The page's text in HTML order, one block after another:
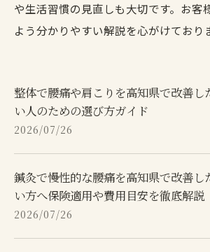
や生活習慣の見直しも大切です。お客
よう分かりやすい解説を心がけており
整体で腰痛や肩こりを高知県で改善し
い人のための選び方ガイド
2026/07/26
鍼灸で慢性的な腰痛を高知県で改善し
い方へ保険適用や費用目安を徹底解説
2026/07/26